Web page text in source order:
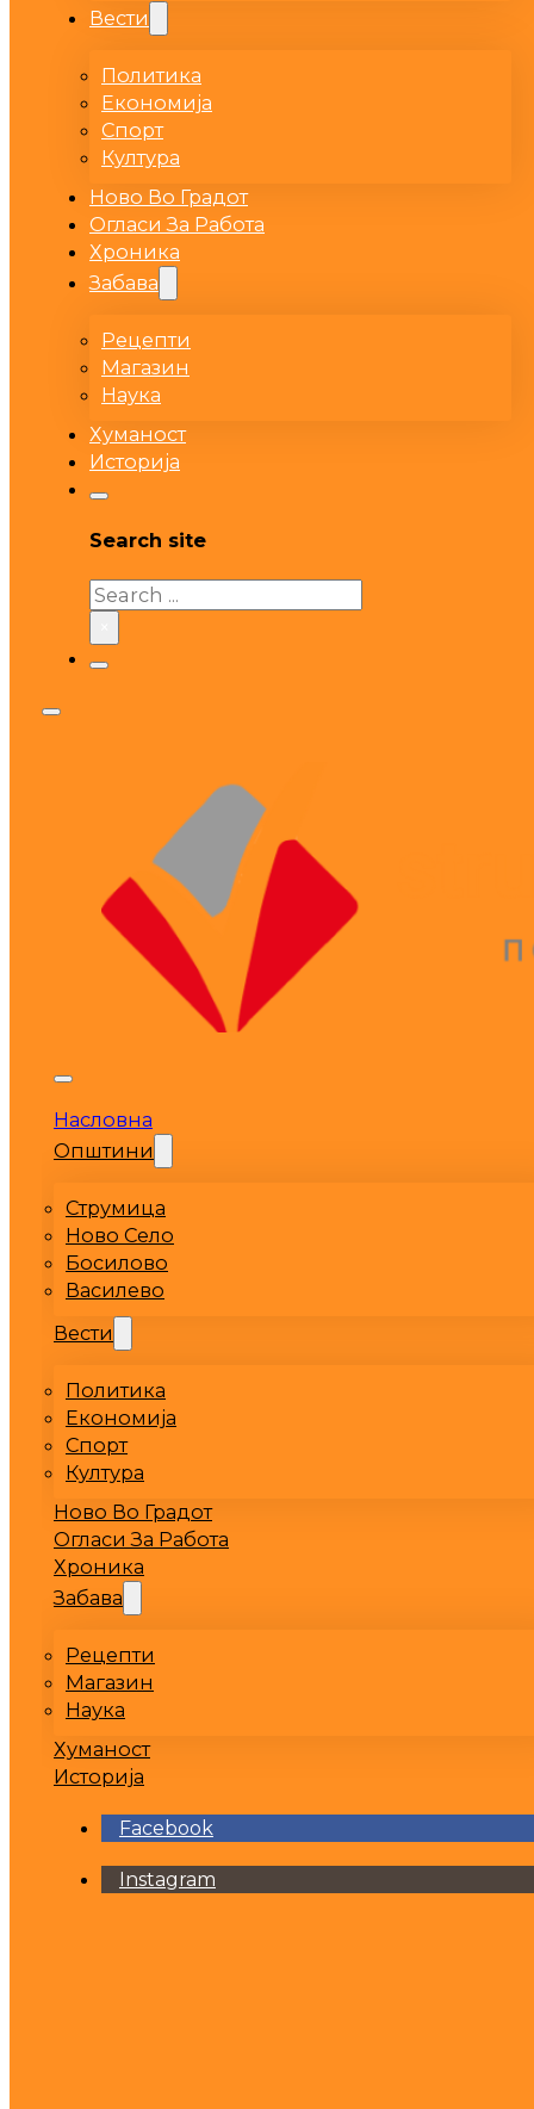
Вести
Политика
Економија
Спорт
Култура
Ново Во Градот
Огласи За Работа
Хроника
Забава
Рецепти
Магазин
Наука
Хуманост
Историја
Search site
Search
Насловна
Општини
Струмица
Ново Село
Босилово
Василево
Вести
Политика
Економија
Спорт
Култура
Ново Во Градот
Огласи За Работа
Хроника
Забава
Рецепти
Магазин
Наука
Хуманост
Историја
Facebook
Instagram